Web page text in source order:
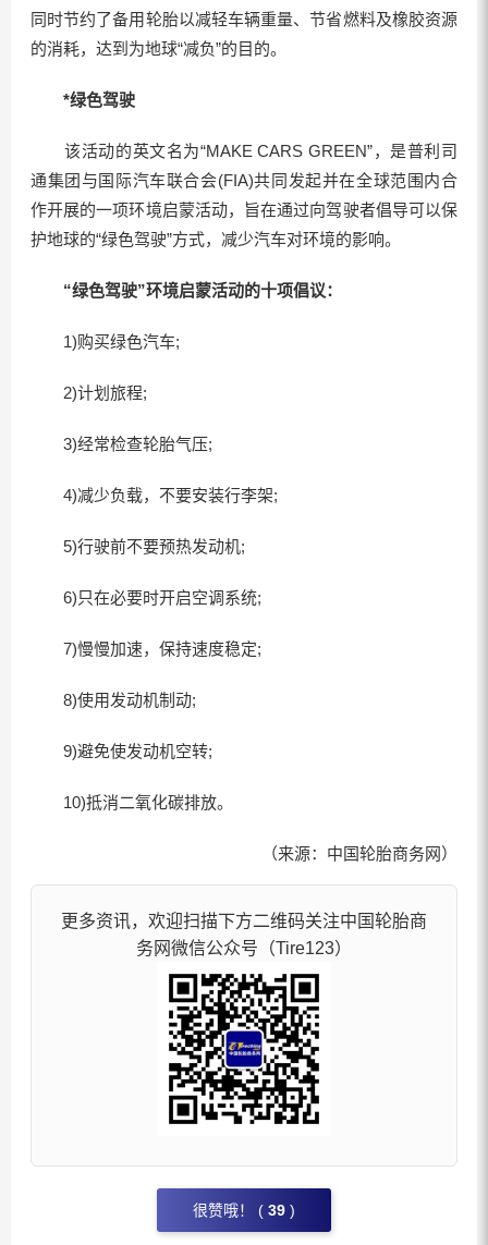
同时节约了备用轮胎以减轻车辆重量、节省燃料及橡胶资源
的消耗，达到为地球“减负”的目的。
*绿色驾驶
该活动的英文名为“MAKE CARS GREEN”，是普利司
通集团与国际汽车联合会(FIA)共同发起并在全球范围内合
作开展的一项环境启蒙活动，旨在通过向驾驶者倡导可以保
护地球的“绿色驾驶”方式，减少汽车对环境的影响。
“绿色驾驶”环境启蒙活动的十项倡议：
1)购买绿色汽车;
2)计划旅程;
3)经常检查轮胎气压;
4)减少负载，不要安装行李架;
5)行驶前不要预热发动机;
6)只在必要时开启空调系统;
7)慢慢加速，保持速度稳定;
8)使用发动机制动;
9)避免使发动机空转;
10)抵消二氧化碳排放。
（来源：中国轮胎商务网）
更多资讯，欢迎扫描下方二维码关注中国轮胎商
务网微信公众号（Tire123）
很赞哦！ ( 39 )